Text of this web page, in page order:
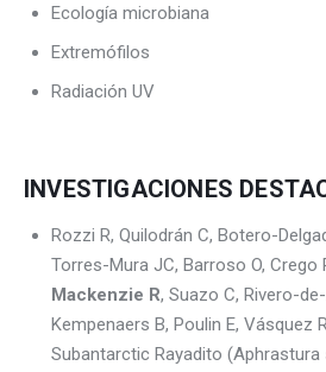
Ecología microbiana
Extremófilos
Radiación UV
INVESTIGACIONES
Rozzi R, Quilodrán C, Botero-
Torres-Mura JC, Barroso O, Crego
Mackenzie R, Suazo C, Rivero-
Kempenaers B, Poulin E, Vásquez
Subantarctic Rayadito